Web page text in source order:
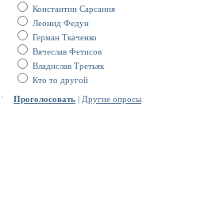
Константин Сарсания
Леонид Федун
Герман Ткаченко
Вячеслав Фетисов
Владислав Третьяк
Кто то другой
Проголосовать | Другие опросы